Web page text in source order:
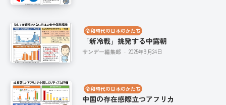
令和時代の日本のかたち
「新冷戦」挑発する中露朝
サンデー編集部 - 2025年9月24日
令和時代の日本のかたち
中国の存在感際立つアフリカ